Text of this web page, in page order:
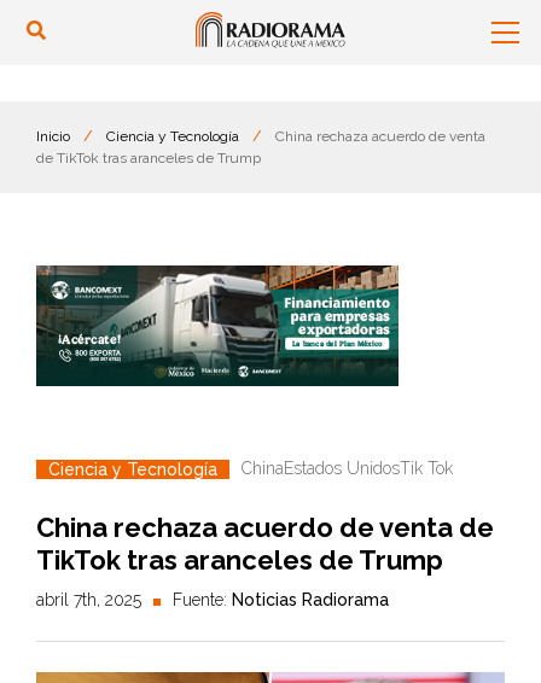
Inicio / Ciencia y Tecnología /
China rechaza acuerdo de venta
de TikTok tras aranceles de Trump
Ciencia y Tecnología ChinaEstados UnidosTik Tok
China rechaza acuerdo de venta de
TikTok tras aranceles de Trump
abril 7th, 2025 Fuente: Noticias Radiorama